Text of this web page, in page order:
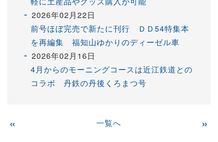
2026年02月22日
前号ほぼ完売で新たに刊行 ＤＤ54特集本
を再編集 福知山ゆかりのディーゼル車
2026年02月16日
4月からのモーニングコースは近江鉄道との
コラボ 丹鉄の丹後くろまつ号
« 一覧へ